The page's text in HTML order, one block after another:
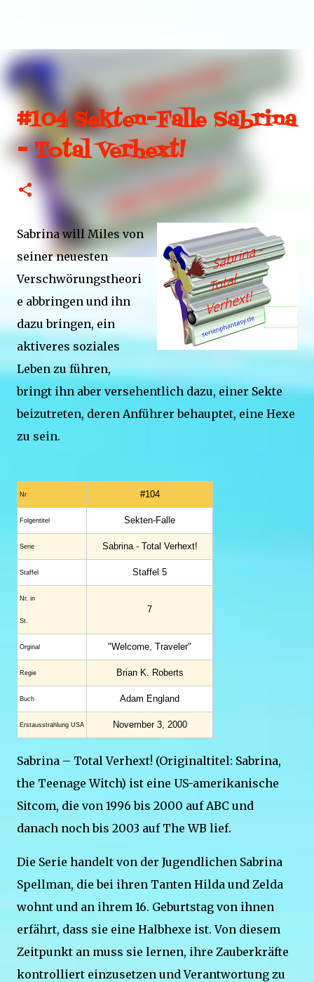
#104 Sekten-Falle Sabrina
- Total Verhext!
Sabrina will Miles von
seiner neuesten
Verschwörungstheori
e abbringen und ihn
dazu bringen, ein
aktiveres soziales
Leben zu führen,
bringt ihn aber versehentlich dazu, einer Sekte
beizutreten, deren Anführer behauptet, eine Hexe
zu sein.
Nr #104
Folgentitel Sekten-Falle
Serie Sabrina - Total Verhext!
Staffel Staffel 5
Nr. in
St.
7
Orginal "Welcome, Traveler"
Regie Brian K. Roberts
Buch Adam England
Erstaus­strahlung USA November 3, 2000
Sabrina – Total Verhext! (Originaltitel: Sabrina,
the Teenage Witch) ist eine US-amerikanische
Sitcom, die von 1996 bis 2000 auf ABC und
danach noch bis 2003 auf The WB lief.
Die Serie handelt von der Jugendlichen Sabrina
Spellman, die bei ihren Tanten Hilda und Zelda
wohnt und an ihrem 16. Geburtstag von ihnen
erfährt, dass sie eine Halbhexe ist. Von diesem
Zeitpunkt an muss sie lernen, ihre Zauberkräfte
kontrolliert einzusetzen und Verantwortung zu